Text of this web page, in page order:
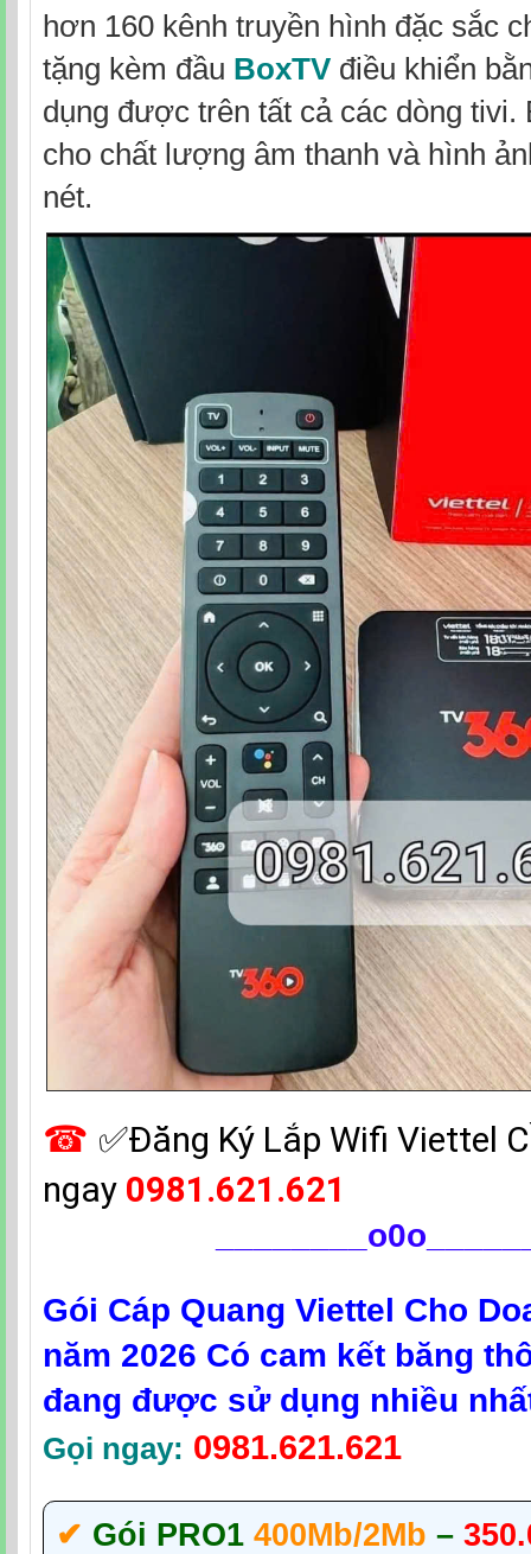
hơn 160 kênh truyền hình đặc sắc
tặng kèm đầu BoxTV điều khiển
dụng được trên tất cả các dòng tivi.
cho chất lượng âm thanh và hình
nét.
☎ ✅‎Đăng Ký Lắp Wifi Viettel
ngay 0981.621.621
Gói Cáp Quang Viettel Cho
năm 2026 Có cam kết băng
đang được sử dụng nhiều
Gọi ngay: 0981.621.621
✔‎ Gói PRO1 400Mb/2Mb –